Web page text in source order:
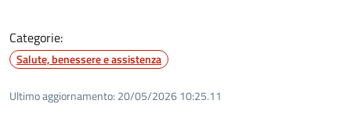
Categorie:
Salute, benessere e assistenza
Ultimo aggiornamento: 20/05/2026 10:25.11